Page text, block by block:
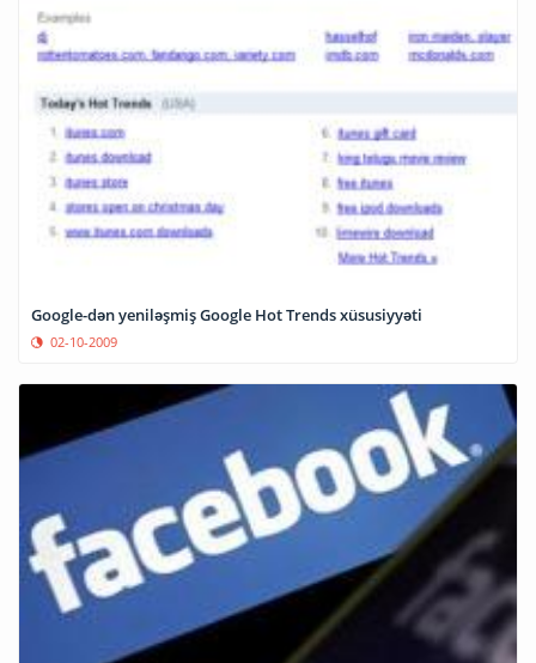
Google-dən yeniləşmiş Google Hot Trends xüsusiyyəti
02-10-2009